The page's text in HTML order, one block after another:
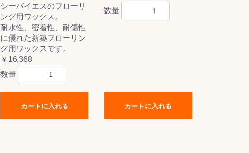
シーバイエスのフローリ
ング用ワックス。
耐水性、密着性、耐傷性
に優れた新築フローリン
グ用ワックスです。
￥16,368
数量
カートに入れる
数量
カートに入れる